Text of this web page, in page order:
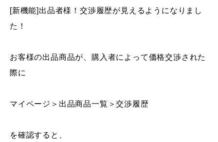
[新機能]出品者様！交渉履歴が見えるようになりまし
た！
お客様の出品商品が、購入者によって価格交渉された
際に
マイページ＞出品商品一覧＞交渉履歴
を確認すると、